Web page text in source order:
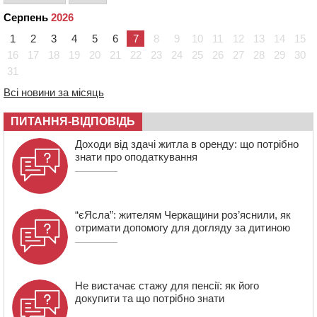
Провокував конфлікт і зачинився в автівці: у ТЦК
прокоментували скандал із затриманням
чоловіка у Тальному
13:27 На Звенигородщині чоловік до смерті побив 82-
річного односельця
12:57 У Черкасах СБУ викрила прокремлівську
агітаторку, яка закликала до захоплення України
Серпень 2026
1
2 3 4 5 6 7 8 9 10 11 12 13 14
15
16
17 18 19 20 21 22 23 24 25 26 27 28 29
30
31
Всі новини за місяць
ПИТАННЯ-ВІДПОВІДЬ
Доходи від здачі житла в оренду: що потрібно
знати про оподаткування
“єЯсла”: жителям Черкащини роз’яснили, як
отримати допомогу для догляду за дитиною
Не вистачає стажу для пенсії: як його
докупити та що потрібно знати